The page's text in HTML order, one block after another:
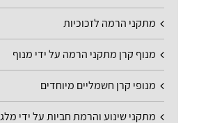
מתקני הרמה לזכוכיות
מנוף קרן מתקני הרמה על ידי מנוף
מנופי קרן חשמליים מיוחדים
מתקני שינוע והרמת חביות על ידי